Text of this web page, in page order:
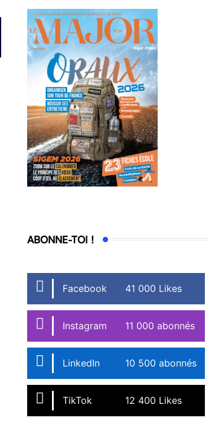
ABONNE-TOI !
Facebook 41 000 Likes
Instagram 11 000 abonnés
LinkedIn 10 500 abonnés
TikTok 12 400 Likes